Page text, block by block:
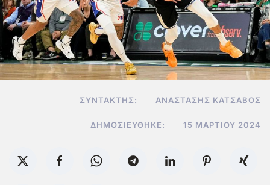
ΣΥΝΤΆΚΤΗΣ: ΑΝΑΣΤΆΣΗΣ ΚΑΤΣΑΒΌΣ
ΔΗΜΟΣΙΕΎΘΗΚΕ: 15 ΜΑΡΤΊΟΥ 2024